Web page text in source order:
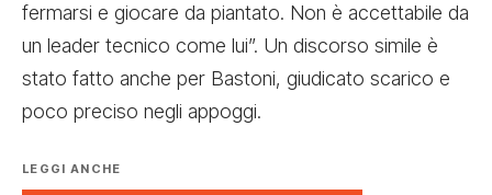
fermarsi e giocare da piantato. Non è accettabile da
un leader tecnico come lui”. Un discorso simile è
stato fatto anche per Bastoni, giudicato scarico e
poco preciso negli appoggi.
LEGGI ANCHE